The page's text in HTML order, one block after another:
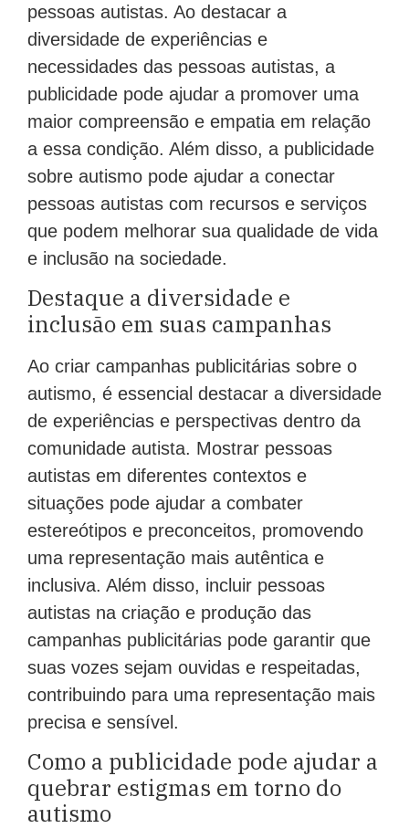
pessoas autistas. Ao destacar a
diversidade de experiências e
necessidades das pessoas autistas, a
publicidade pode ajudar a promover uma
maior compreensão e empatia em relação
a essa condição. Além disso, a publicidade
sobre autismo pode ajudar a conectar
pessoas autistas com recursos e serviços
que podem melhorar sua qualidade de vida
e inclusão na sociedade.
Destaque a diversidade e
inclusão em suas campanhas
Ao criar campanhas publicitárias sobre o
autismo, é essencial destacar a diversidade
de experiências e perspectivas dentro da
comunidade autista. Mostrar pessoas
autistas em diferentes contextos e
situações pode ajudar a combater
estereótipos e preconceitos, promovendo
uma representação mais autêntica e
inclusiva. Além disso, incluir pessoas
autistas na criação e produção das
campanhas publicitárias pode garantir que
suas vozes sejam ouvidas e respeitadas,
contribuindo para uma representação mais
precisa e sensível.
Como a publicidade pode ajudar a
quebrar estigmas em torno do
autismo